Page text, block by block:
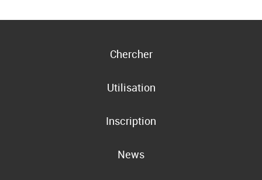
Chercher
Utilisation
Inscription
News